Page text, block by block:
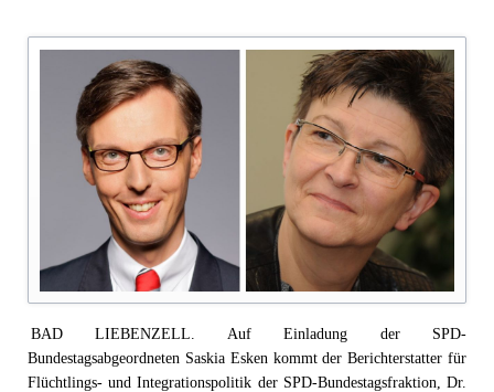
BAD LIEBENZELL. Auf Einladung der SPD-
Bundestagsabgeordneten Saskia Esken kommt der Berichterstatter für
Flüchtlings- und Integrationspolitik der SPD-Bundestagsfraktion, Dr.